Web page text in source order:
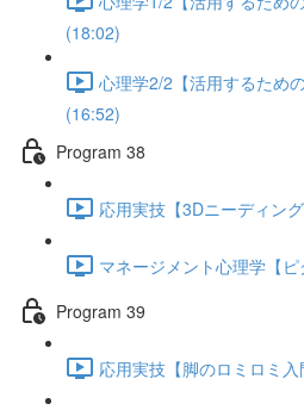
(18:02)
心理学2/2【活用するため
(16:52)
Program 38
応用実技【3Dニーディン
マネージメント心理学【
Program 39
応用実技【脚のロミロミ